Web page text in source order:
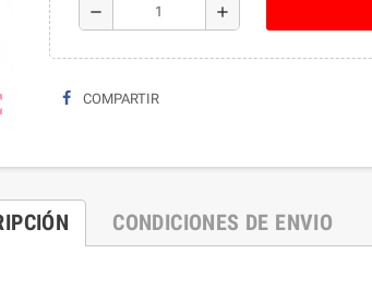
remove add
COMPARTIR
CONDICIONES DE ENVIO